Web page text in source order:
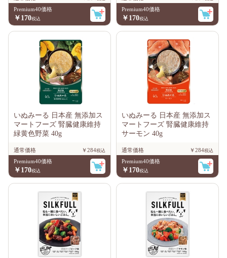
Premium40価格
￥170
Premium40価格
￥170
いぬみーる 日本産 無添加ス
マートフーズ 腎臓健康維持
緑黄色野菜 40g
通常価格
￥284
Premium40価格
￥170
いぬみーる 日本産 無添加ス
マートフーズ 腎臓健康維持
サーモン 40g
通常価格
￥284
Premium40価格
￥170